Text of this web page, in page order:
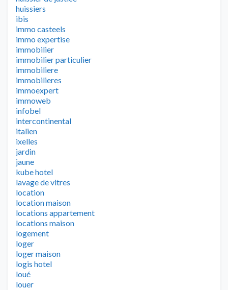
huissiers
ibis
immo casteels
immo expertise
immobilier
immobilier particulier
immobiliere
immobilieres
immoexpert
immoweb
infobel
intercontinental
italien
ixelles
jardin
jaune
kube hotel
lavage de vitres
location
location maison
locations appartement
locations maison
logement
loger
loger maison
logis hotel
loué
louer